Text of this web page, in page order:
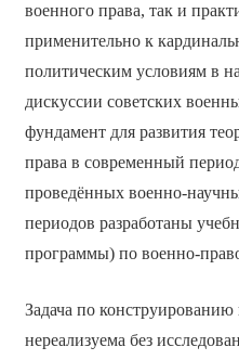
военного права, так и
применительно к
политическим условиям в
дискуссии советских
фундамент для развития
права в современный
проведённых военно-
периодов разработаны
программы) по военно-
Задача по конструированию
нереализуема без